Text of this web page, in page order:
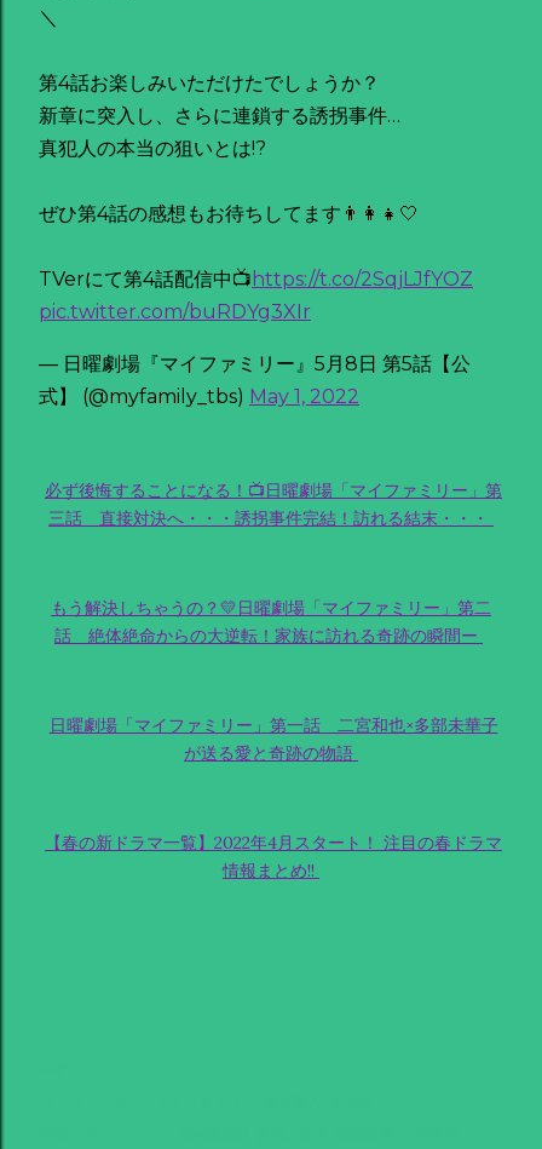
＼
第4話お楽しみいただけたでしょうか？
新章に突入し、さらに連鎖する誘拐事件…
真犯人の本当の狙いとは!?
ぜひ第4話の感想もお待ちしてます👨‍👩‍👧🤍
TVerにて第4話配信中📺 https://t.co/2SqjLJfYOZ
pic.twitter.com/buRDYg3XIr
— 日曜劇場『マイファミリー』5月8日 第5話【公
式】 (@myfamily_tbs) May 1, 2022
必ず後悔することになる！📺日曜劇場「マイファミリー」第
三話 直接対決へ・・・誘拐事件完結！訪れる結末・・・
もう解決しちゃうの？💛日曜劇場「マイファミリー」第二
話 絶体絶命からの大逆転！家族に訪れる奇跡の瞬間ー
日曜劇場「マイファミリー」第一話 二宮和也×多部未華子
が送る愛と奇跡の物語
【春の新ドラマ一覧】2022年4月スタート！ 注目の春ドラマ
情報まとめ!!